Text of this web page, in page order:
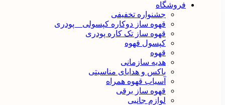
فروشگاه
جشنواره تخفیفی
قهوه ساز دوکاره کپسولی _ پودری
قهوه‌ ساز تک کاره پودری
کپسول قهوه
قهوه
هدیه سازمانی
باکس و هدایای مناسبتی
آسیاب قهوه همراه
قهوه ساز برقی
لوازم جانبی